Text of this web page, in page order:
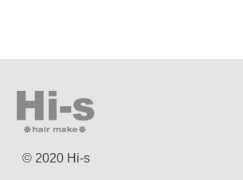
© 2020 Hi-s